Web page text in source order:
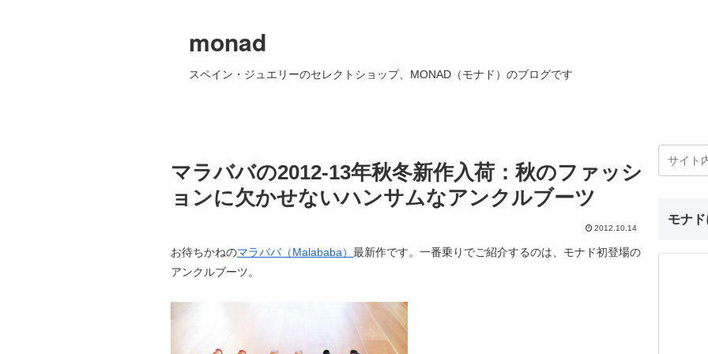
monad
スペイン・ジュエリーのセレクトショップ、MONAD（モナド）のブログです
マラババの2012-13年秋冬新作入荷：秋のファッシ
ョンに欠かせないハンサムなアンクルブーツ
2012.10.14
お待ちかねのマラババ（Malababa） 最新作です。一番乗りでご紹介するのは、モナド初登場の
アンクルブーツ。
モナ